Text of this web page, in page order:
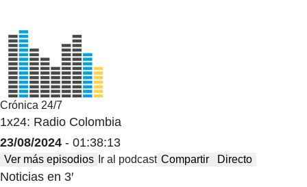
Crónica 24/7
1x24: Radio Colombia
23/08/2024 - 01:38:13
Ver más episodios Ir al podcast Compartir Directo
Noticias en 3′